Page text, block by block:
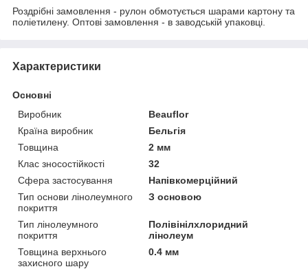
Роздрібні замовлення - рулон обмотується шарами картону та
поліетилену. Оптові замовлення - в заводській упаковці.
Характеристики
Основні
Виробник
Beauflor
Країна виробник
Бельгія
Товщина
2 мм
Клас зносостійкості
32
Сфера застосування
Напівкомерційний
Тип основи лінолеумного
покриття
З основою
Тип лінолеумного
покриття
Полівінілхлоридний
лінолеум
Товщина верхнього
захисного шару
0.4 мм